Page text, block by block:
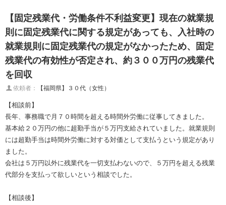
【固定残業代・労働条件不利益変更】現在の就業規
則に固定残業代に関する規定があっても、入社時の
就業規則に固定残業代の規定がなかったため、固定
残業代の有効性が否定され、約３００万円の残業代
を回収
依頼者： 【福岡県】３０代（女性）
【相談前】
長年、事務職で月７０時間を超える時間外労働に従事してきました。
基本給２０万円の他に超勤手当が５万円支給されていました。就業規則
には超勤手当は時間外労働に対する対価として支払うという規定があり
ました。
会社は５万円以外に残業代を一切支払わないので、５万円を超える残業
代部分を支払って欲しいという相談でした。
【相談後】